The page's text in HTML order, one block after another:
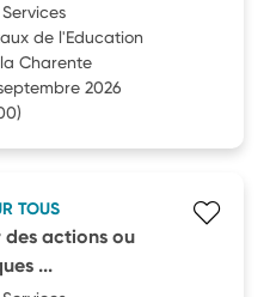
de l'Education
Charente
2026
TOUS
actions ou
...